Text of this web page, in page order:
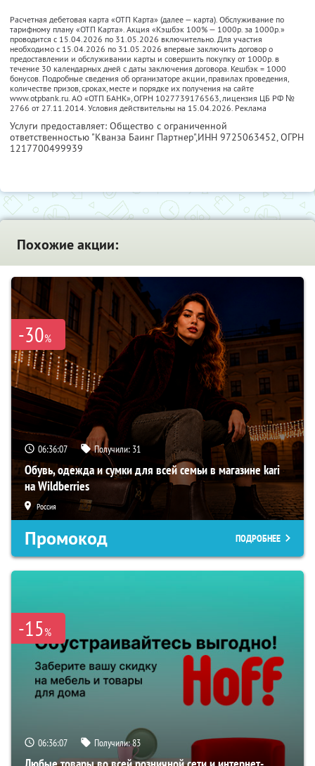
Расчетная дебетовая карта «ОТП Карта» (далее — карта). Обслуживание по
тарифному плану «ОТП Карта». Акция «Кэшбэк 100% — 1000р. за 1000р.»
проводится с 15.04.2026 по 31.05.2026 включительно. Для участия
необходимо с 15.04.2026 по 31.05.2026 впервые заключить договор о
предоставлении и обслуживании карты и совершить покупку от 1000р. в
течение 30 календарных дней с даты заключения договора. Кешбэк = 1000
бонусов. Подробные сведения об организаторе акции, правилах проведения,
количестве призов, сроках, месте и порядке их получения на сайте
www.otpbank.ru. АО «ОТП БАНК», ОГРН 1027739176563, лицензия ЦБ РФ №
2766 от 27.11.2014. Условия действительны на 15.04.2026. Реклама
Услуги предоставляет: Общество с ограниченной
ответственностью "Кванза Баинг Партнер",ИНН 9725063452, ОГРН
1217700499939
Похожие акции:
-30%
06:36:06 Получили: 31
Обувь, одежда и сумки для всей семьи в магазине kari
на Wildberries
Россия
Промокод ПОДРОБНЕЕ
-15%
06:36:06 Получили:83